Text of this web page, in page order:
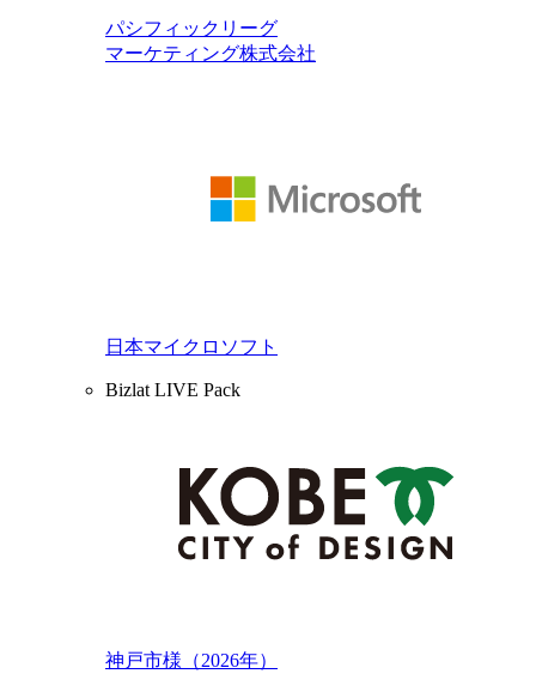
パシフィックリーグ
マーケティング株式会社
日本マイクロソフト
Bizlat LIVE Pack
神戸市様（2026年）